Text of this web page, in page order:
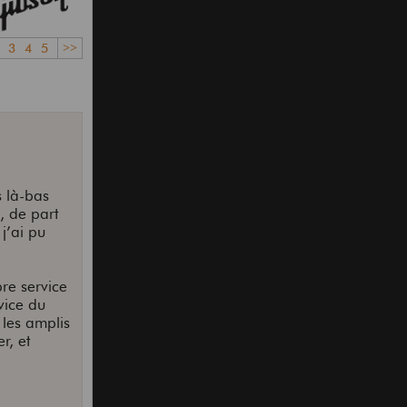
3 4 5 >>
là-bas
de part
pu
service
du
amplis
et